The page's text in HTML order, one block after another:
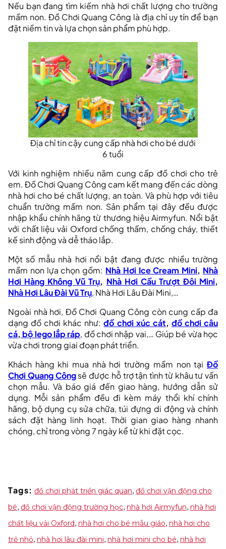
Nếu bạn đang tìm kiếm nhà hơi chất lượng cho trường
mầm non. Đồ Chơi Quang Công là địa chỉ uy tín để bạn
đặt niềm tin và lựa chọn sản phẩm phù hợp.
Địa chỉ tin cậy cung cấp nhà hơi cho bé dưới
6 tuổi
Với kinh nghiệm nhiều năm cung cấp đồ chơi cho trẻ
em. Đồ Chơi Quang Công cam kết mang đến các dòng
nhà hơi cho bé chất lượng, an toàn. Và phù hợp với tiêu
chuẩn trường mầm non. Sản phẩm tại đây đều được
nhập khẩu chính hãng từ thương hiệu Airmyfun. Nổi bật
với chất liệu vải Oxford chống thấm, chống cháy, thiết
kế sinh động và dễ tháo lắp.
Một số mẫu nhà hơi nổi bật đang được nhiều trường
mầm non lựa chọn gồm: Nhà Hơi Ice Cream Mini, Nhà
Hơi Hàng Không Vũ Trụ, Nhà Hơi Cầu Trượt Đôi Mini,
Nhà Hơi Lâu Đài Vũ Trụ, Nhà Hơi Lâu Đài Mini,…
Ngoài nhà hơi, Đồ Chơi Quang Công còn cung cấp đa
dạng đồ chơi khác như:đồ chơi xúc cát, đồ chơi câu
cá, bộ lego lắp ráp, đồ chơi nhập vai,… Giúp bé vừa học
vừa chơi trong giai đoạn phát triển.
Khách hàng khi mua nhà hơi trường mầm non tại Đồ
Chơi Quang Côngsẽ được hỗ trợ tận tình từ khâu tư vấn
chọn mẫu. Và báo giá đến giao hàng, hướng dẫn sử
dụng. Mỗi sản phẩm đều đi kèm máy thổi khí chính
hãng, bộ dụng cụ sửa chữa, túi đựng di động và chính
sách đặt hàng linh hoạt. Thời gian giao hàng nhanh
chóng, chỉ trong vòng 7 ngày kể từ khi đặt cọc.
Tags: đồ chơi phát triển giác quan, đồ chơi vận động cho
bé, đồ chơi vận động trường học, nhà hơi Airmyfun, nhà hơi
chất liệu vải Oxford, nhà hơi cho bé mẫu giáo, nhà hơi cho
trẻ nhỏ, nhà hơi lâu đài mini, nhà hơi mini cho bé, nhà hơi